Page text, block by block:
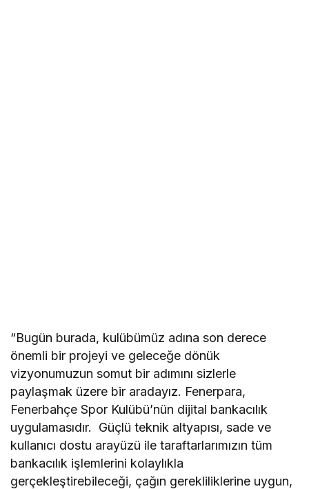
“Bugün burada, kulübümüz adına son derece
önemli bir projeyi ve geleceğe dönük
vizyonumuzun somut bir adımını sizlerle
paylaşmak üzere bir aradayız. Fenerpara,
Fenerbahçe Spor Kulübü’nün dijital bankacılık
uygulamasıdır. Güçlü teknik altyapısı, sade ve
kullanıcı dostu arayüzü ile taraftarlarımızın tüm
bankacılık işlemlerini kolaylıkla
gerçekleştirebileceği, çağın gerekliliklerine uygun,